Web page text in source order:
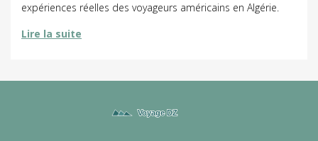
expériences réelles des voyageurs américains en Algérie.
Lire la suite